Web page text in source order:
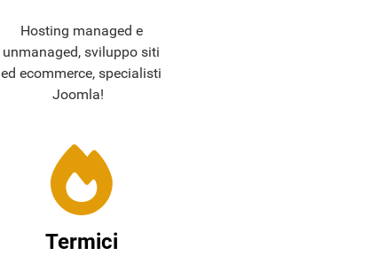
Hosting managed e
unmanaged, sviluppo siti
ed ecommerce, specialisti
Joomla!
Termici